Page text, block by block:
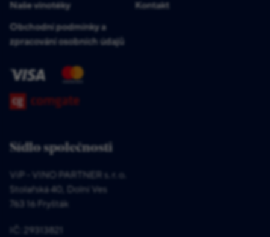
Naše vinotéky
Kontakt
Obchodní podmínky a
zpracování osobních údajů
Sídlo společnosti
ViP - VINO PARTNER s. r. o.
Stolařská 40, Dolní Ves
763 16 Fryšták
IČ: 29313821